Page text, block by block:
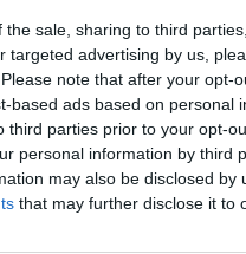
the sale, sharing to third
targeted advertising by us,
note that after your opt-
based ads based on personal
third parties prior to your opt-
personal information by third
may also be disclosed by
that may further disclose it to